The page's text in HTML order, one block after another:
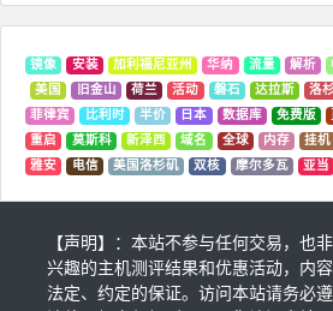
镜像 安装 加利福尼亚州 华纳 流量 解析
美国
旧金山 荷兰 活动 磐石 达拉斯 洛
菲律宾
比利时 半价 日本 数据库 免费版
重启
莫斯科 新泽西 域名 全球 内存 挂机
雅安
电信 美国洛杉矶 双核 摩尔多瓦 亚当
【声明】：本站不参与任何交易，也
兴趣的主机测评结果和优惠活动，内
法定、约定的保证。访问本站请务必